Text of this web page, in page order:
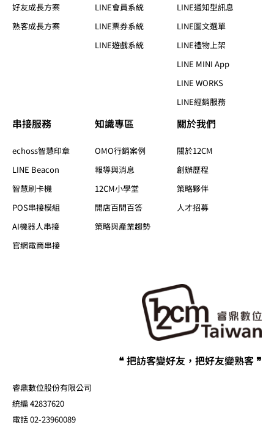
好友成長方案
熟客成長方案
LINE會員系統
LINE票券系統
LINE遊戲系統
LINE通知型訊息
LINE圖文選單
LINE禮物上架
LINE MINI App
LINE WORKS
LINE經銷服務
串接服務
echoss智慧印章
LINE Beacon
智慧刷卡機
POS串接模組
AI機器人串接
官網電商串接
知識專區​
OMO行銷案例
報導與消息
12CM小學堂
開店百問百答
策略與產業趨勢
關於我們​
關於12CM
創辦歷程
策略夥伴
人才招募
❝ 把訪客變好友，把好友變熟客 ❞
睿鼎數位股份有限公司
統編 42837620
電話 02-23960089